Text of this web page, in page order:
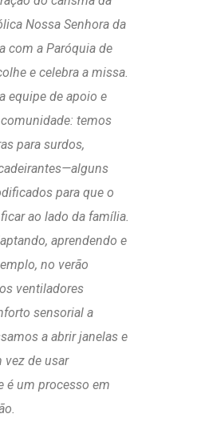
Nossa Senhora da
com a Paróquia de
e celebra a missa.
equipe de apoio e
temos
para surdos,
para que o
ao lado da família.
aprendendo e
no verão
ventiladores
sensorial a
a abrir janelas e
vez de usar
é um processo em